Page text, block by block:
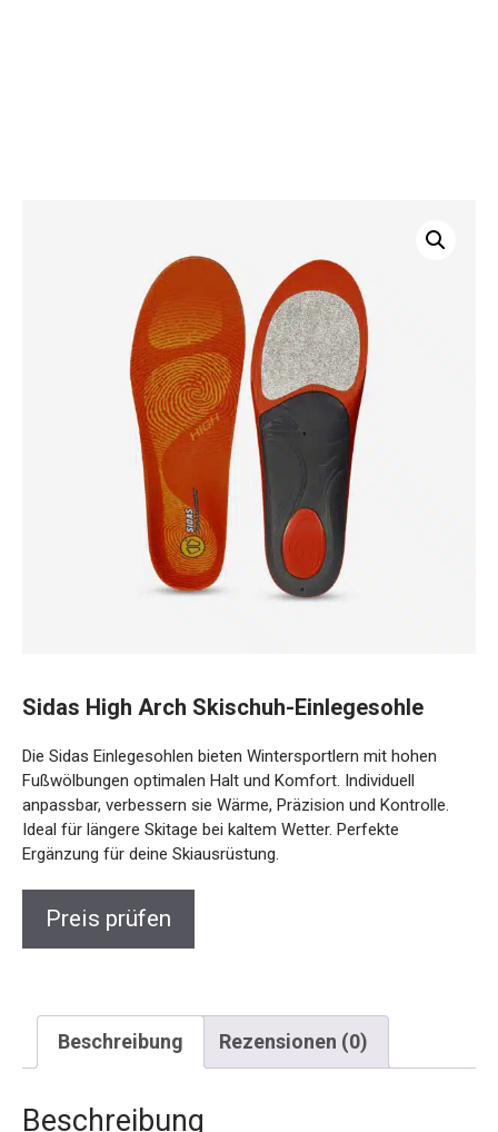
Fußwölbungen optimalen Halt und Komfort. Individuell
anpassbar, verbessern sie Wärme, Präzision und Kontrolle.
Ideal für längere Skitage bei kaltem Wetter. Perfekte
Ergänzung für deine Skiausrüstung.
Beschreibung Rezensionen (0)
Beschreibung